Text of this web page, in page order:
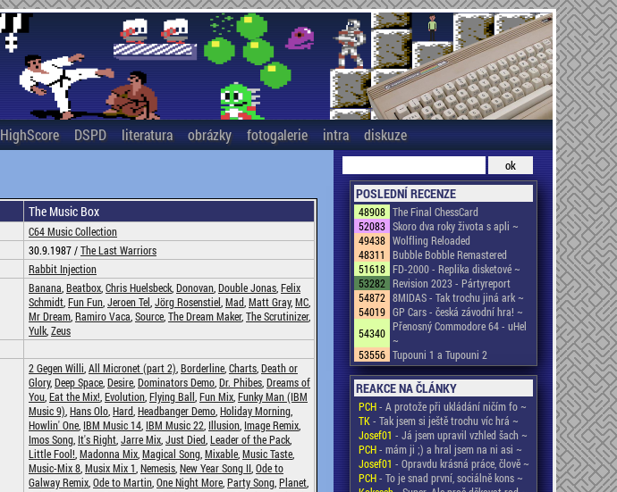
HighScore DSPD literatura obrázky fotogalerie intra diskuze
The Music Box
C64 Music Collection
30.9.1987 /The Last Warriors
Rabbit Injection
Banana Beatbox Chris Huelsbeck Donovan Double Jonas Felix
Schmidt Fun Fun Jeroen Tel Jörg Rosenstiel Mad Matt Gray, MC
Mr Dream Ramiro Vaca Source The Dream Maker, The Scrutinizer,
Yulk Zeus
2 Gegen Willi All Micronet (part 2) Borderline Charts Death or
Glory, Deep Space Desire Dominators Demo Dr. Phibes Dreams of
You Eat the Mix! Evolution Flying Ball Fun Mix Funky Man (IBM
Music 9) Hans Olo Hard Headbanger Demo Holiday Morning
Howlin' One IBM Music 14 IBM Music 22 Illusion Image Remix
Imos Song It's Right Jarre Mix Just Died Leader of the Pack
Little Fool! Madonna Mix Magical Song Mixable Music Taste
Music-Mix 8 Musix Mix 1 Nemesis New Year Song II Ode to
Galway Remix Ode to Martin One Night More Party Song Planet
POSLEDNÍ RECENZE
48908 The Final ChessCard
52083 Skoro dva roky života s apli ~
49438 Wolfling Reloaded
48311
Bubble Bobble Remastered
51618 FD-2000 - Replika disketové ~
53282 Revision 2023 - Pártyreport
54872 8MIDAS - Tak trochu jiná ark ~
54019 GP Cars - česká závodní hra! ~
54340 Přenosný Commodore 64 - uHel
~
53556 Tupouni 1 a Tupouni 2
REAKCE NA ČLÁNKY
PCH- A protože při ukládání ničím fo ~
TK- Tak jsem si ještě trochu víc hrá ~
Josef01 - Já jsem upravil vzhled šach ~
PCH- mám ji ;) a hral jsem na ni asi ~
Josef01 - Opravdu krásná práce, člově ~
PCH- To je snad první, sociálně kons ~